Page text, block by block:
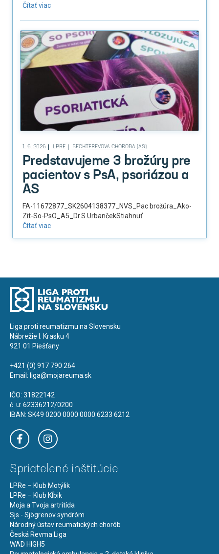
Čítať viac
1. 6. 2026 LPRE BECHTEREVOVA CHOROBA (AS)
Predstavujeme 3 brožúry pre
pacientov s PsA, psoriázou a
AS
FA-11672877_SK2604138377_NVS_Pac brožúra_Ako-
Zit-So-PsO_A5_Dr.S.UrbančekStiahnuť
Čítať viac
Liga proti reumatizmu na Slovensku
Nábrežie I. Krasku 4
921 01 Piešťany
+421 (0) 917 790 264
Email: liga@mojareuma.sk
IČO: 31822142
č. u: 62336212/0200
IBAN: SK49 0200 0000 0000 6233 6212
Spriatelené inštitúcie
LPRe – Klub Motýlik
LPRe – Klub Kĺbik
Moja a Tvoja artritída
Sjs - Sjögrenov syndróm
Národný ústav reumatických chorôb
Česká Revma Liga
WAD HIGH5